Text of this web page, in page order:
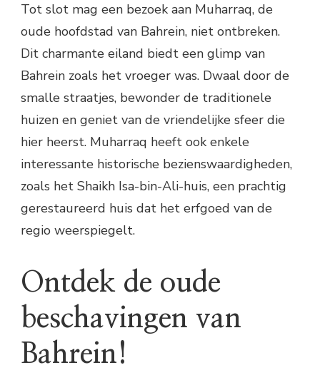
Tot slot mag een bezoek aan Muharraq, de
oude hoofdstad van Bahrein, niet ontbreken.
Dit charmante eiland biedt een glimp van
Bahrein zoals het vroeger was. Dwaal door de
smalle straatjes, bewonder de traditionele
huizen en geniet van de vriendelijke sfeer die
hier heerst. Muharraq heeft ook enkele
interessante historische bezienswaardigheden,
zoals het Shaikh Isa-bin-Ali-huis, een prachtig
gerestaureerd huis dat het erfgoed van de
regio weerspiegelt.
Ontdek de oude
beschavingen van
Bahrein!